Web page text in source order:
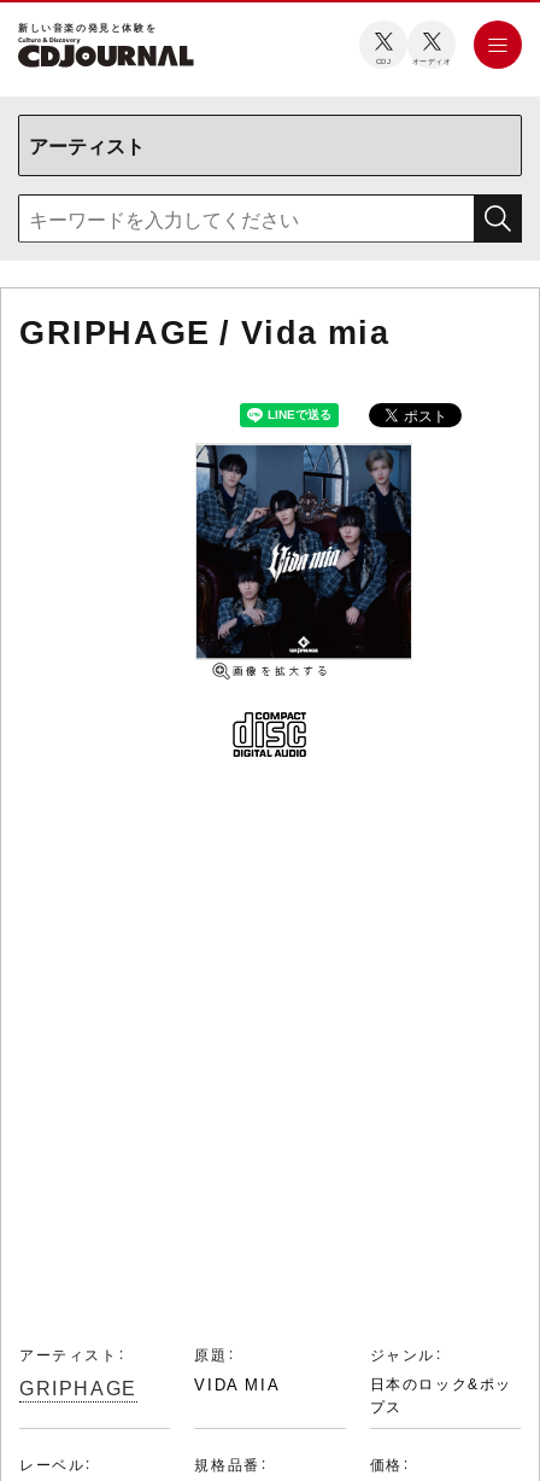
新しい⾳楽の発⾒と体験を
CDJ オーディオ
GRIPHAGE / Vida mia
アーティスト：
GRIPHAGE
原題：
VIDA MIA
ジャンル：
日本のロック&ポッ
プス
レーベル：
規格品番：
価格：